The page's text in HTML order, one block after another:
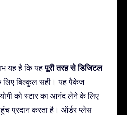
यह है कि यहपूरी तरह से डिजिटल
लिए बिल्कुल सही। यह पैकेज
को स्टार का आनंद लेने के लिए
प्रदान करता है। ऑर्डर प्लेस